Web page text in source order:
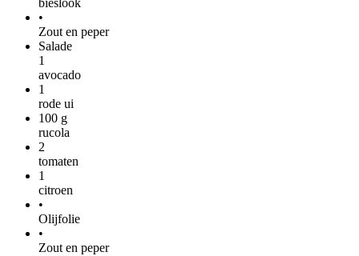
bieslook
•
Zout en peper
Salade
1
avocado
1
rode ui
100 g
rucola
2
tomaten
1
citroen
•
Olijfolie
•
Zout en peper